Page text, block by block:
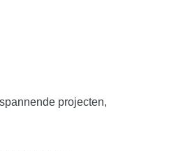
projecten,